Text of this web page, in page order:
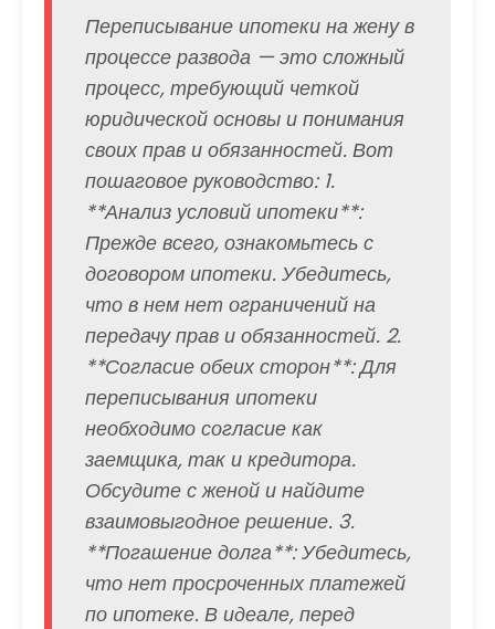
Переписывание ипотеки на жену в
процессе развода — это сложный
процесс, требующий четкой
юридической основы и понимания
своих прав и обязанностей. Вот
пошаговое руководство: 1.
**Анализ условий ипотеки**:
Прежде всего, ознакомьтесь с
договором ипотеки. Убедитесь,
что в нем нет ограничений на
передачу прав и обязанностей. 2.
**Согласие обеих сторон**: Для
переписывания ипотеки
необходимо согласие как
заемщика, так и кредитора.
Обсудите с женой и найдите
взаимовыгодное решение. 3.
**Погашение долга**: Убедитесь,
что нет просроченных платежей
по ипотеке. В идеале, перед